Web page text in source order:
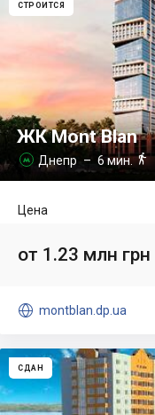
СТРОИТСЯ
ЖК Mont Blan
 Днепр – 6 мин.
Цена
от 1.23 млн грн
 montblan.dp.ua
СДАН